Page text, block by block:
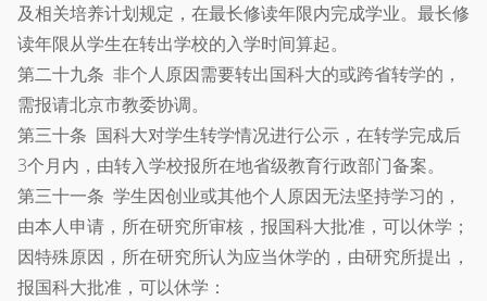
及相关培养计划规定，在最长修读年限内完成学业。最长修
读年限从学生在转出学校的入学时间算起。
第二十九条 非个人原因需要转出国科大的或跨省转学的，
需报请北京市教委协调。
第三十条 国科大对学生转学情况进行公示，在转学完成后
3个月内，由转入学校报所在地省级教育行政部门备案。
第三十一条 学生因创业或其他个人原因无法坚持学习的，
由本人申请，所在研究所审核，报国科大批准，可以休学；
因特殊原因，所在研究所认为应当休学的，由研究所提出，
报国科大批准，可以休学：